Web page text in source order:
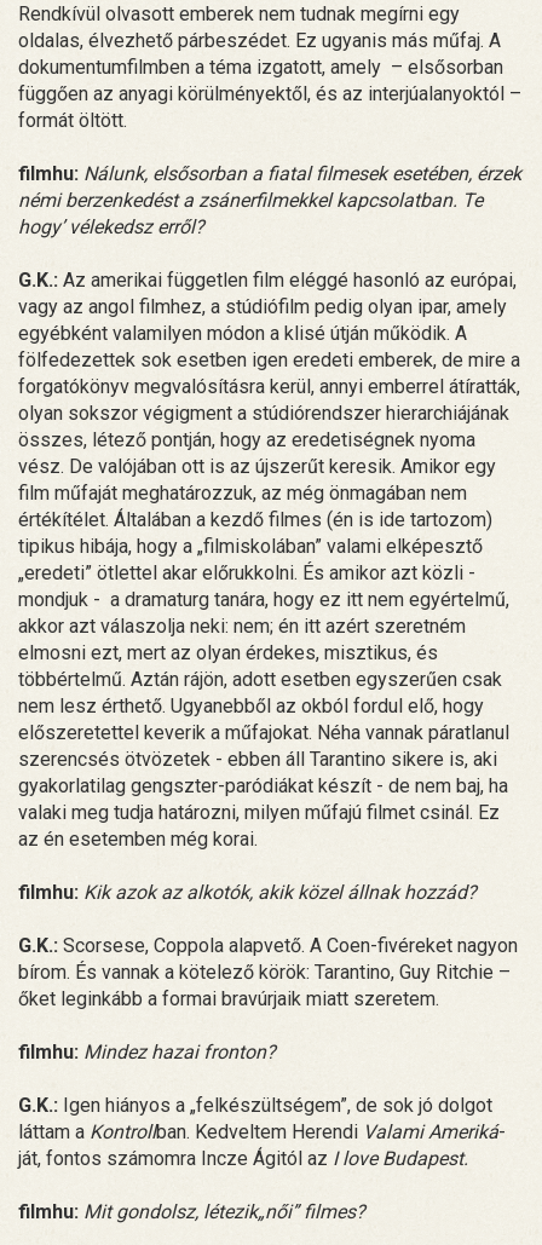
Rendkívül olvasott emberek nem tudnak megírni egy
oldalas, élvezhető párbeszédet. Ez ugyanis más műfaj. A
dokumentumfilmben a téma izgatott, amely – elsősorban
függően az anyagi körülményektől, és az interjúalanyoktól –
formát öltött.
filmhu: Nálunk, elsősorban a fiatal filmesek esetében, érzek
némi berzenkedést a zsánerfilmekkel kapcsolatban. Te
hogy’ vélekedsz erről?
G.K.: Az amerikai független film eléggé hasonló az európai,
vagy az angol filmhez, a stúdiófilm pedig olyan ipar, amely
egyébként valamilyen módon a klisé útján működik. A
fölfedezettek sok esetben igen eredeti emberek, de mire a
forgatókönyv megvalósításra kerül, annyi emberrel átíratták,
olyan sokszor végigment a stúdiórendszer hierarchiájának
összes, létező pontján, hogy az eredetiségnek nyoma
vész. De valójában ott is az újszerűt keresik. Amikor egy
film műfaját meghatározzuk, az még önmagában nem
értékítélet. Általában a kezdő filmes (én is ide tartozom)
tipikus hibája, hogy a „filmiskolában” valami elképesztő
„eredeti” ötlettel akar előrukkolni. És amikor azt közli -
mondjuk - a dramaturg tanára, hogy ez itt nem egyértelmű,
akkor azt válaszolja neki: nem; én itt azért szeretném
elmosni ezt, mert az olyan érdekes, misztikus, és
többértelmű. Aztán rájön, adott esetben egyszerűen csak
nem lesz érthető. Ugyanebből az okból fordul elő, hogy
előszeretettel keverik a műfajokat. Néha vannak páratlanul
szerencsés ötvözetek - ebben áll Tarantino sikere is, aki
gyakorlatilag gengszter-paródiákat készít - de nem baj, ha
valaki meg tudja határozni, milyen műfajú filmet csinál. Ez
az én esetemben még korai.
filmhu: Kik azok az alkotók, akik közel állnak hozzád?
G.K.: Scorsese, Coppola alapvető. A Coen-fivéreket nagyon
bírom. És vannak a kötelező körök: Tarantino, Guy Ritchie –
őket leginkább a formai bravúrjaik miatt szeretem.
filmhu: Mindez hazai fronton?
G.K.: Igen hiányos a „felkészültségem”, de sok jó dolgot
láttam a Kontrollban. Kedveltem Herendi Valami Ameriká-
ját, fontos számomra Incze Ágitól az I love Budapest.
filmhu: Mit gondolsz, létezik„női” filmes?